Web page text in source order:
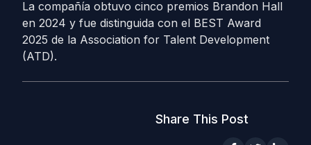
La compañía obtuvo cinco premios Brandon Hall
en 2024 y fue distinguida con el BEST Award
2025 de la Association for Talent Development
(ATD).
Share This Post